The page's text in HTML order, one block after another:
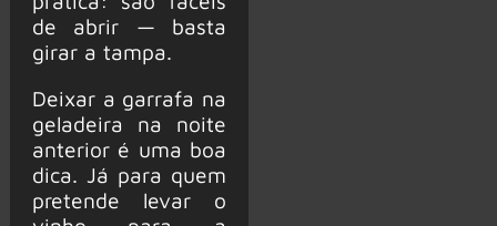
de abrir — basta
girar a tampa.
Deixar a garrafa na
geladeira na noite
anterior é uma boa
dica. Já para quem
pretende levar o